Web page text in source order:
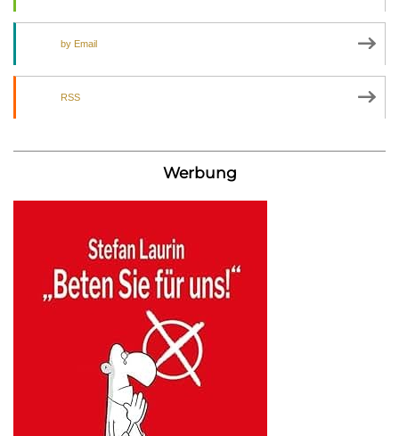
by Email
RSS
Werbung